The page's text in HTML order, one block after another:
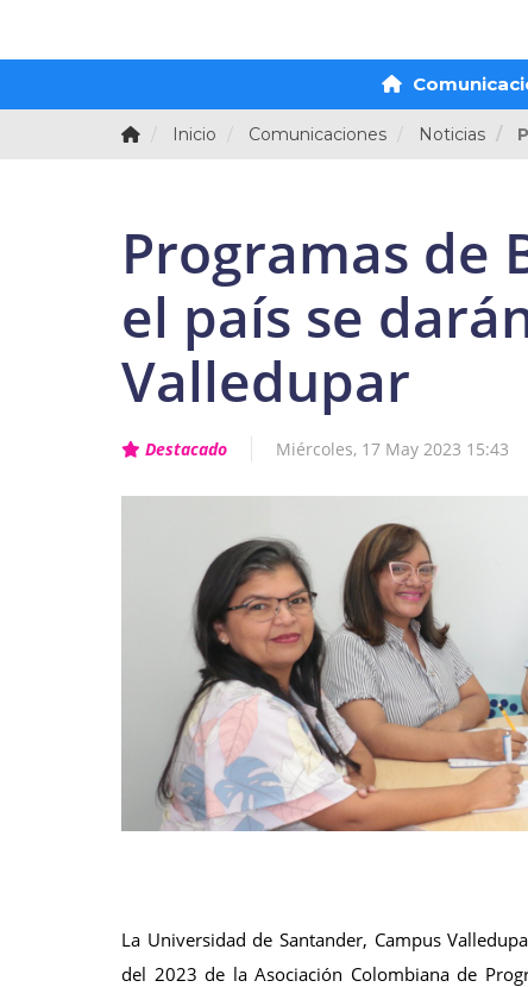
Inicio Comunicaciones Noticias
Programas de
el país se
Valledupar
Destacado Miércoles, 17 May 2023 15:43
La Universidad de Santander, Campus
del 2023 de la Asociación Colombiana de